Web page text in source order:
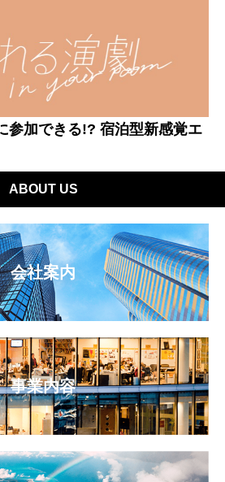
参加できる!? 宿泊型新感覚エ
ABOUT US
会社案内
事業内容